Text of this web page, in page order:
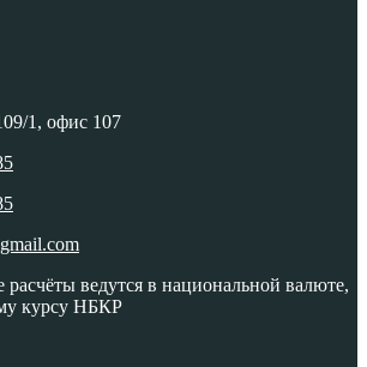
1, офис 107
ведутся в национальной валюте,
курсу НБКР